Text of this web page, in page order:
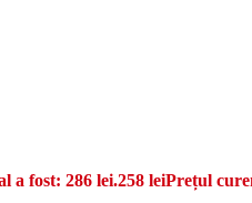
a fost: 286 lei.258 leiPrețul